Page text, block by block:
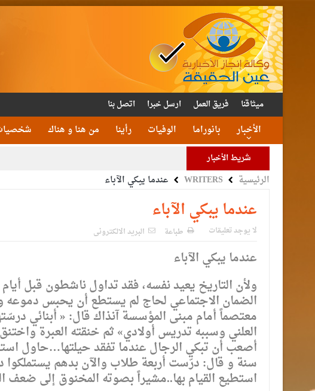
ميثاقنا فريق العمل ارسل خبرا اتصل بنا
الأخبار بانوراما الوفيات رأينا من هنا و هناك
شريط الأخبار
الملك يتلقى اتصالا هاتفيا من العاهل
الرئيسية WRITERS عندما يبكي الآباء
عندما يبكي الآباء
لا يوجد تعليقات طباعة البريد الالكترونى
عندما يبكي الآباء
ولأن التاريخ يعيد نفسه، فقد تداول ناشطون قبل
الضمان الاجتماعي لحاج لم يستطع أن يحبس
معتصماً أمام مبنى المؤسسة آنذاك قال: « أبنائي
العلني وسببه تدريس أولادي» ثم خنقته العبرة
أصعب أن تبكي الرجال عندما تفقد حيلتها…حاول
سنة و قال: درّست أربعة طلاب والآن بدهم
استطيع القيام بها..مشيراً بصوته المخنوق إلى ضعف